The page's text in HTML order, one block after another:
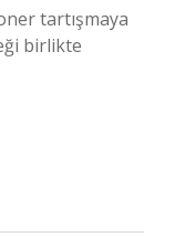
tartışmaya
birlikte